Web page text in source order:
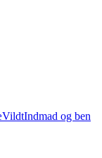
VildtIndmad og ben